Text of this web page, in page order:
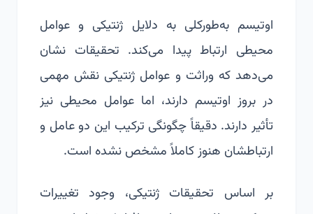
اوتیسم به‌طورکلی به دلایل ژنتیکی و عوامل
محیطی ارتباط پیدا می‌کند. تحقیقات نشان
می‌دهد که وراثت و عوامل ژنتیکی نقش مهمی
در بروز اوتیسم دارند، اما عوامل محیطی نیز
تأثیر دارند. دقیقاً چگونگی ترکیب این دو عامل و
ارتباطشان هنوز کاملاً مشخص نشده است.
بر اساس تحقیقات ژنتیکی، وجود تغییرات